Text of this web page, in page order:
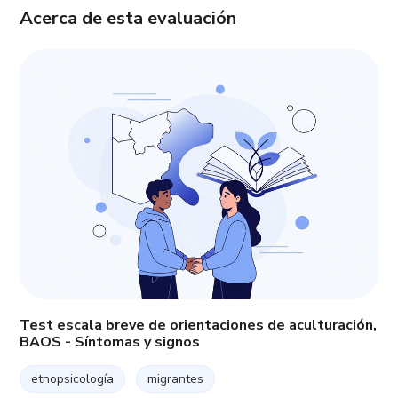
Acerca de esta evaluación
Test escala breve de orientaciones de aculturación,
BAOS - Síntomas y signos
etnopsicología migrantes